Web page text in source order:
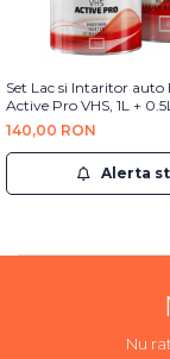
Set Lac si Intaritor auto
Active Pro VHS, 1L + 0.5L
140,00 RON
Alerta
Nu